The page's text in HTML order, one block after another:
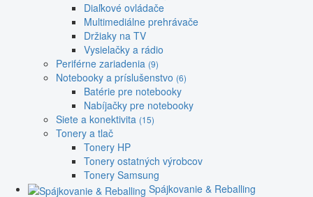
Diaľkové ovládače
Multimediálne prehrávače
Držiaky na TV
Vysielačky a rádio
Periférne zariadenia (9)
Notebooky a príslušenstvo (6)
Batérie pre notebooky
Nabíjačky pre notebooky
Siete a konektivita (15)
Tonery a tlač
Tonery HP
Tonery ostatných výrobcov
Tonery Samsung
Spájkovanie & Reballing